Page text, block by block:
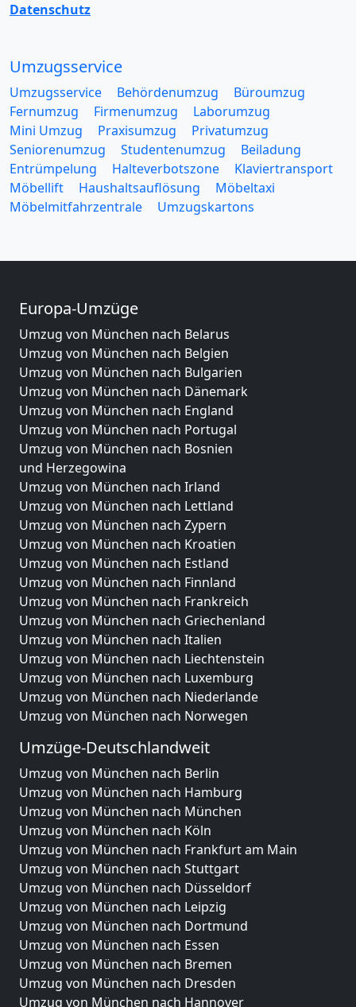
Datenschutz
Umzugsservice
Umzugsservice Behördenumzug
Büroumzug
Fernumzug
Firmenumzug
Laborumzug
Mini Umzug
Praxisumzug
Privatumzug
Seniorenumzug
Studentenumzug
Beiladung
Entrümpelung
Halteverbotszone
Klaviertransport
Möbellift
Haushaltsauflösung
Möbeltaxi
Möbelmitfahrzentrale
Umzugskartons
Europa-Umzüge
Umzug von München nach Belarus
Umzug von München nach Belgien
Umzug von München nach Bulgarien
Umzug von München nach Dänemark
Umzug von München nach England
Umzug von München nach Portugal
Umzug von München nach Bosnien
und Herzegowina
Umzug von München nach Irland
Umzug von München nach Lettland
Umzug von München nach Zypern
Umzug von München nach Kroatien
Umzug von München nach Estland
Umzug von München nach Finnland
Umzug von München nach Frankreich
Umzug von München nach Griechenland
Umzug von München nach Italien
Umzug von München nach Liechtenstein
Umzug von München nach Luxemburg
Umzug von München nach Niederlande
Umzug von München nach Norwegen
Umzüge-Deutschlandweit
Umzug von München nach Berlin
Umzug von München nach Hamburg
Umzug von München nach München
Umzug von München nach Köln
Umzug von München nach Frankfurt am Main
Umzug von München nach Stuttgart
Umzug von München nach Düsseldorf
Umzug von München nach Leipzig
Umzug von München nach Dortmund
Umzug von München nach Essen
Umzug von München nach Bremen
Umzug von München nach Dresden
Umzug von München nach Hannover